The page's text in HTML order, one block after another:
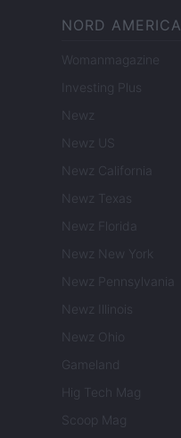
NORD AMERICA
Womanmagazine
Investing Plus
Newz
Newz US
Newz California
Newz Texas
Newz Florida
Newz New York
Newz Pennsylvania
Newz Illinois
Newz Ohio
Gameland
Hig Tech Mag
Scoop Mag